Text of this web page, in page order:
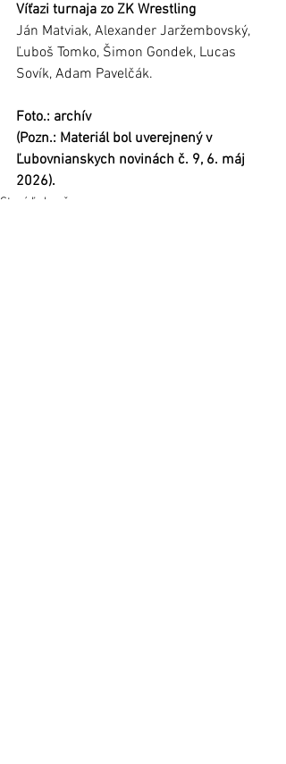
Víťazi turnaja zo ZK Wrestling
Ján Matviak, Alexander Jaržembovský,
Ľuboš Tomko, Šimon Gondek, Lucas
Sovík, Adam Pavelčák.
Foto.: archív
(Pozn.: Materiál bol uverejnený v
Ľubovnianskych novinách č. 9, 6. máj
2026).
Stará Ľubovňa